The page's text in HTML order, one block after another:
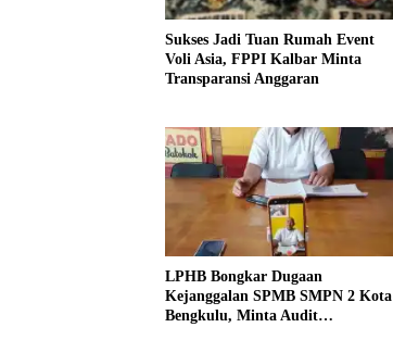
Sukses Jadi Tuan Rumah Event
Voli Asia, FPPI Kalbar Minta
Transparansi Anggaran
LPHB Bongkar Dugaan
Kejanggalan SPMB SMPN 2 Kota
Bengkulu, Minta Audit